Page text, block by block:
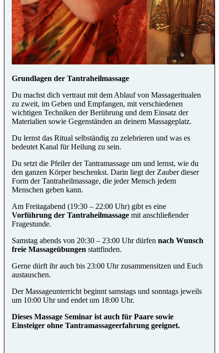
Grundlagen der Tantraheilmassage
Du machst dich vertraut mit dem Ablauf von Massageritualen
zu zweit, im Geben und Empfangen, mit verschiedenen
wichtigen Techniken der Berührung und dem Einsatz der
Materialien sowie Gegenständen an deinem Massageplatz.
Du lernst das Ritual selbständig zu zelebrieren und was es
bedeutet Kanal für Heilung zu sein.
Du setzt die Pfeiler der Tantramassage um und lernst, wie du
den ganzen Körper beschenkst. Darin liegt der Zauber dieser
Form der Tantraheilmassage, die jeder Mensch jedem
Menschen geben kann.
Am Freitagabend (19:30 – 22:00 Uhr) gibt es eine
Vorführung der Tantraheilmassage mit anschließender
Fragestunde.
Samstag abends von 20:30 – 23:00 Uhr dürfen nach Wunsch
freie Massageübungen stattfinden.
Gerne dürft ihr auch bis 23:00 Uhr zusammensitzen und Euch
austauschen.
Der Massageunterricht beginnt samstags und sonntags jeweils
um 10:00 Uhr und endet um 18:00 Uhr.
Dieses Massage Seminar ist auch für Paare sowie
Einsteiger ohne Tantramassageerfahrung geeignet.